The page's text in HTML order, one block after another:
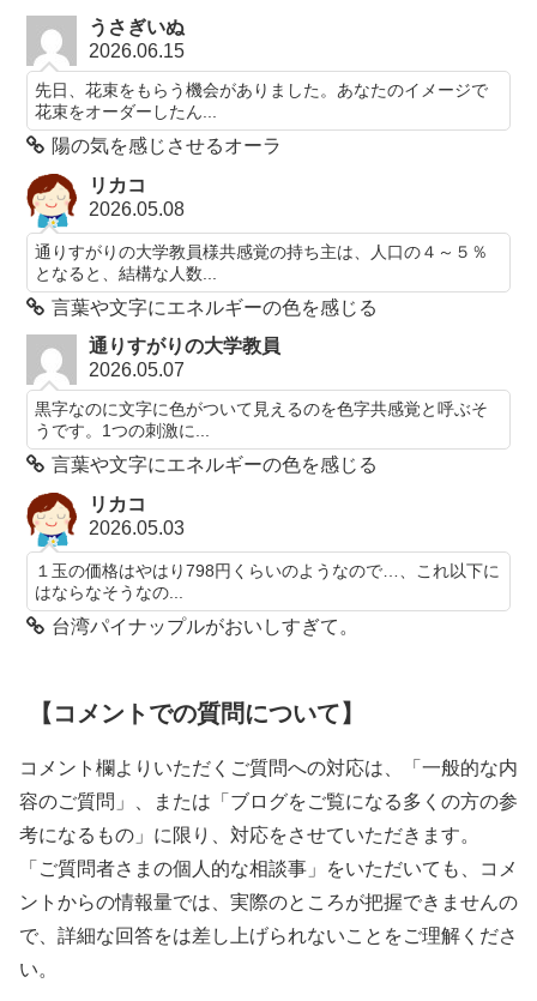
うさぎいぬ
2026.06.15
先日、花束をもらう機会がありました。あなたのイメージで
花束をオーダーしたん...
陽の気を感じさせるオーラ
リカコ
2026.05.08
通りすがりの大学教員様共感覚の持ち主は、人口の４～５％
となると、結構な人数...
言葉や文字にエネルギーの色を感じる
通りすがりの大学教員
2026.05.07
黒字なのに文字に色がついて見えるのを色字共感覚と呼ぶそ
うです。1つの刺激に...
言葉や文字にエネルギーの色を感じる
リカコ
2026.05.03
１玉の価格はやはり798円くらいのようなので…、これ以下に
はならなそうなの...
台湾パイナップルがおいしすぎて。
【コメントでの質問について】
コメント欄よりいただくご質問への対応は、「一般的な内
容のご質問」、または「ブログをご覧になる多くの方の参
考になるもの」に限り、対応をさせていただきます。
「ご質問者さまの個人的な相談事」をいただいても、コメ
ントからの情報量では、実際のところが把握できませんの
で、詳細な回答をは差し上げられないことをご理解くださ
い。